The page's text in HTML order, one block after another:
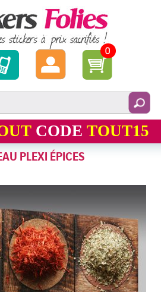
0
CODE TOUT15
PLEXI ÉPICES